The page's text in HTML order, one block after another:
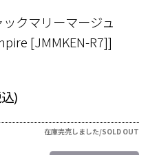
ックマリーマージュ
[JMMKEN-R7]]
)
在庫完売しました/SOLD OUT